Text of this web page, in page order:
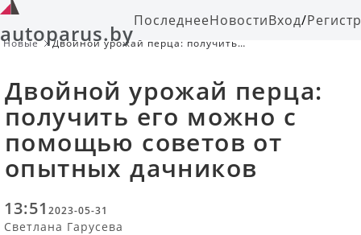
autoparus.byПоследнееНовостиВход/
Новые
Двойной урожай перца: получить
Двойной урожай перца:
получить его можно с
помощью советов от
опытных дачников
13:51 2023-05-31
Светлана Гарусева